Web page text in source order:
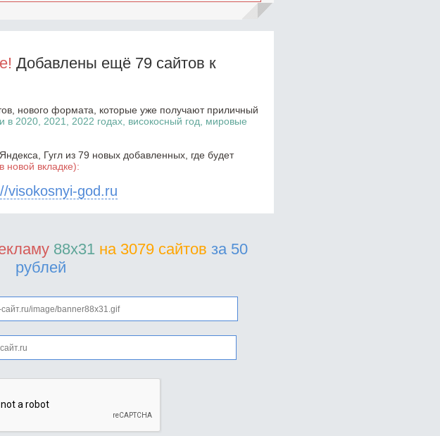
Добавлены ещё 79 сайтов к
нового формата, которые уже получают приличный
в 2020, 2021, 2022 годах, високосный год, мировые
Гугл из 79 новых добавленных, где будет
новой вкладке):
visokosnyi-god.ru
88x31 на 3079 сайтов за 50
рублей